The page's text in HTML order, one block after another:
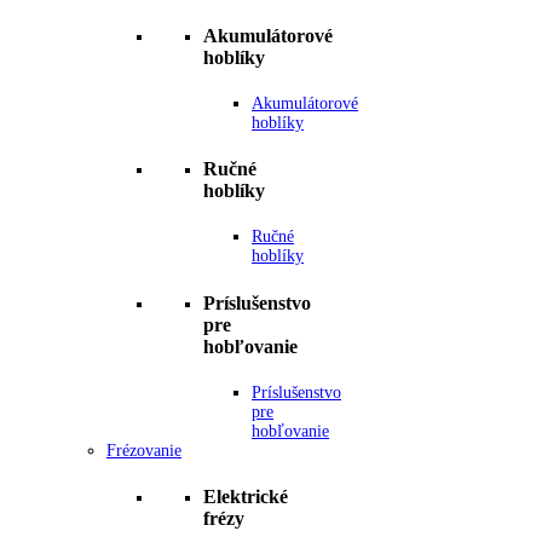
Akumulátorové
hoblíky
Akumulátorové
hoblíky
Ručné
hoblíky
Ručné
hoblíky
Príslušenstvo
pre
hobľovanie
Príslušenstvo
pre
hobľovanie
Frézovanie
Elektrické
frézy